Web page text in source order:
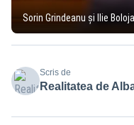
Sorin Grindeanu și Ilie
Scris de
Realitatea de